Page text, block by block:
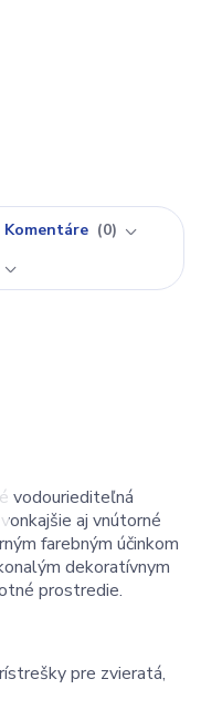
Komentáre
0
vodouriediteľná
aj vnútorné
farebným účinkom
dekoratívnym
prostredie.
pre zvieratá,